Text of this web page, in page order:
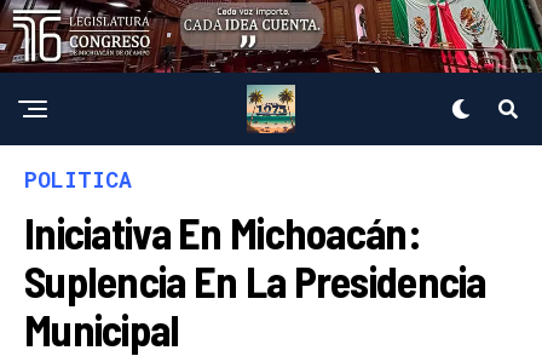
POLITICA
Iniciativa En Michoacán:
Suplencia En La Presidencia
Municipal